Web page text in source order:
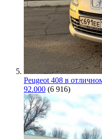
Peugeot 408 в
92.000 (6 916)